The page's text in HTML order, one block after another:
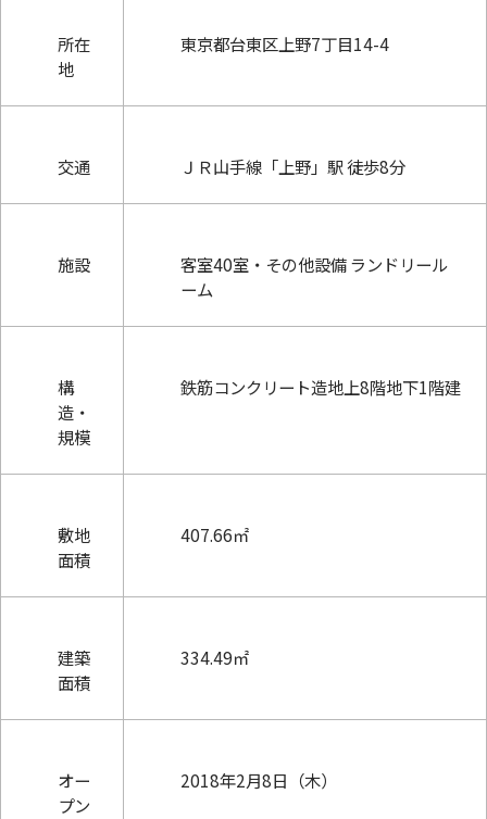
所在
地
東京都台東区上野7丁目14-4
交通 ＪＲ山手線「上野」駅 徒歩8分
施設
客室40室・その他設備 ランドリール
ーム
構
造・
規模
鉄筋コンクリート造地上8階地下1階建
敷地
面積
407.66㎡
建築
面積
334.49㎡
オー
プン
2018年2月8日（木）